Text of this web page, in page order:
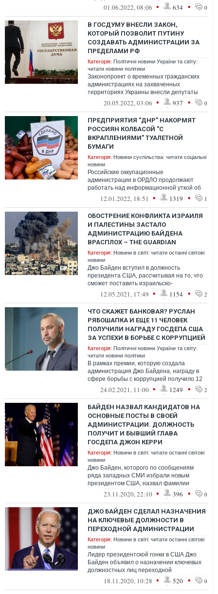
01.06.2022, 08:06 • 634 • 0
В ГОСДУМУ ВНЕСЛИ ЗАКОН,
КОТОРЫЙ ПОЗВОЛИТ ПУТИНУ
СОЗДАВАТЬ АДМИНИСТРАЦИИ ЗА
ПРЕДЕЛАМИ РФ
Категорія: Політичні новини України та світу:
читати новини політики
Законопроект о временных гражданских
администрациях на захваченных
территориях Украины внесли депутаты
"Справедливой России - За правду" во
20.05.2022, 03:06 • 937 • 0
ПРЕДПРИЯТИЯ "ДНР" НАКОРМЯТ
РОССИЯН КОЛБАСОЙ "С
ВКРАПЛЕНИЯМИ" ТУАЛЕТНОЙ
БУМАГИ
Категорія: Новини суспільства: читати соціальні
новини
Российские оккупационные
администрации в ОРДЛО продолжают
работать над информационной уткой об
успешном экспортном потенциале
недореспублик "Л/ДНР".
12.01.2022, 18:51 • 1319 • 1
ОБОСТРЕНИЕ КОНФЛИКТА ИЗРАИЛЯ
И ПАЛЕСТИНЫ ЗАСТАЛО
АДМИНИСТРАЦИЮ БАЙДЕНА
ВРАСПЛОХ – THE GUARDIAN
Категорія: Новини в світі: читати останні світові
новини
Джо Байден вступил в должность
президента США, рассчитывая на то, что
сможет поставить израильско-
палестинский вопрос на второй план
12.05.2021, 17:49 • 1154 • 2
ЧТО СКАЖЕТ БАНКОВАЯ? РУСЛАН
РЯБОШАПКА И ЕЩЕ 11 ЧЕЛОВЕК
ПОЛУЧИЛИ НАГРАДУ ГОСДЕПА США
ЗА УСПЕХИ В БОРЬБЕ С КОРРУПЦИЕЙ
Категорія: Політичні новини України та світу:
читати новини політики
В рамках премии, которую создала
администрация Джо Байдена, награду в
сфере борьбы с коррупцией получило 12
человек из разных стран мира, среди них и
24.02.2021, 11:00 • 1249 • 2
БАЙДЕН НАЗВАЛ КАНДИДАТОВ НА
ОСНОВНЫЕ ПОСТЫ В СВОЕЙ
АДМИНИСТРАЦИИ. ДОЛЖНОСТЬ
ПОЛУЧИТ И БЫВШИЙ ГЛАВА
ГОСДЕПА ДЖОН КЕРРИ
Категорія: Новини в світі: читати останні світові
новини
Джо Байден, которого по сообщениям
ряда западных СМИ избрали новым
президентом США, назвал фамилии
кандидатов, которых планирует назначить
23.11.2020, 22:10 • 396 • 0
ДЖО БАЙДЕН СДЕЛАЛ НАЗНАЧЕНИЯ
НА КЛЮЧЕВЫЕ ДОЛЖНОСТИ В
ПЕРЕХОДНОЙ АДМИНИСТРАЦИИ
Категорія: Новини в світі: читати останні світові
новини
Лидер президентской гонки в США Джо
Байден объявил о назначении ключевых
должностных лиц переходной
администрации.
18.11.2020, 10:28 • 520 • 0